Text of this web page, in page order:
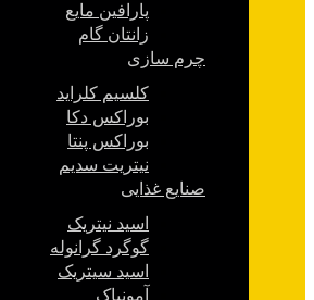
پارافین مایع
زانتان گام
چرم سازی
کلسیم کلراید
بوراکس دکا
بوراکس پنتا
نیتریت سدیم
صنایع غذایی
اسید نیتریک
گوگرد گرانوله
اسید سیتریک
آمونیاک